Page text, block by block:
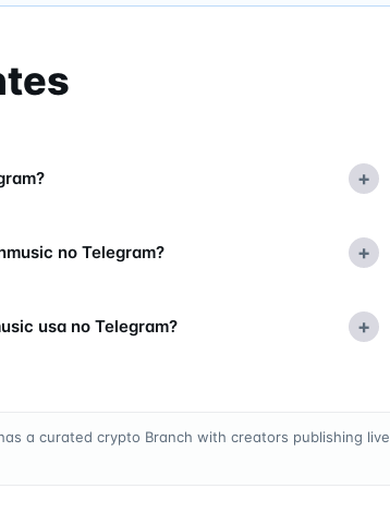
+
no Telegram? +
usa no Telegram? +
a curated crypto Branch with creators publishing live